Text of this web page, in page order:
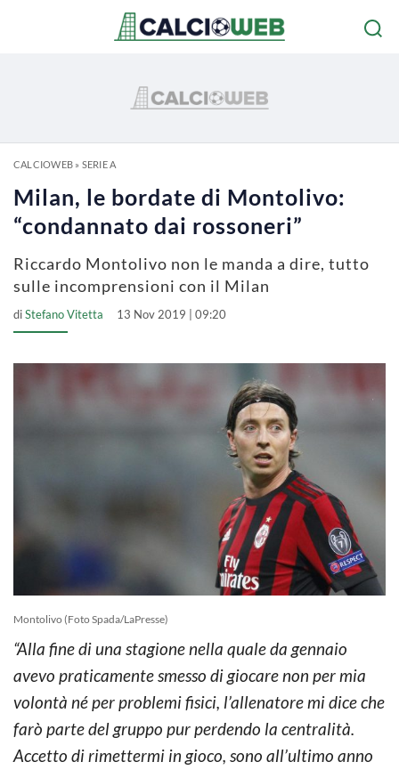
CALCIOWEB» SERIE A
Milan, le bordate di Montolivo:
“condannato dai rossoneri”
Riccardo Montolivo non le manda a dire, tutto
sulle incomprensioni con il Milan
diStefano Vitetta 13 Nov 2019 | 09:20
Montolivo (Foto Spada/LaPresse)
“Alla fine di una stagione nella quale da gennaio
avevo praticamente smesso di giocare non per mia
volontà né per problemi fisici, l’allenatore mi dice che
farò parte del gruppo pur perdendo la centralità.
Accetto di rimettermi in gioco, sono all’ultimo anno